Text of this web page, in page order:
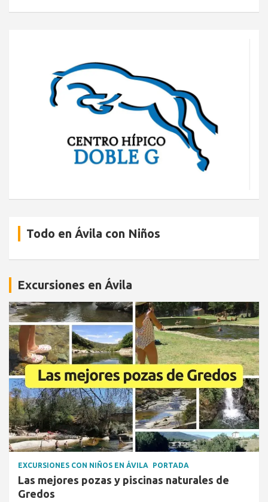
Todo en Ávila con Niños
Excursiones en Ávila
EXCURSIONES CON NIÑOS EN ÁVILA PORTADA
Las mejores pozas y piscinas naturales de
Gredos